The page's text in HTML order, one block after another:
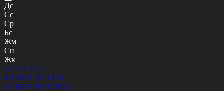
Дс
Сс
Ср
Бс
Жм
Сн
Жк
1 2 3 4 5 6 7
8 9 10 11 12 13 14
15 16 17 18 19 20 21